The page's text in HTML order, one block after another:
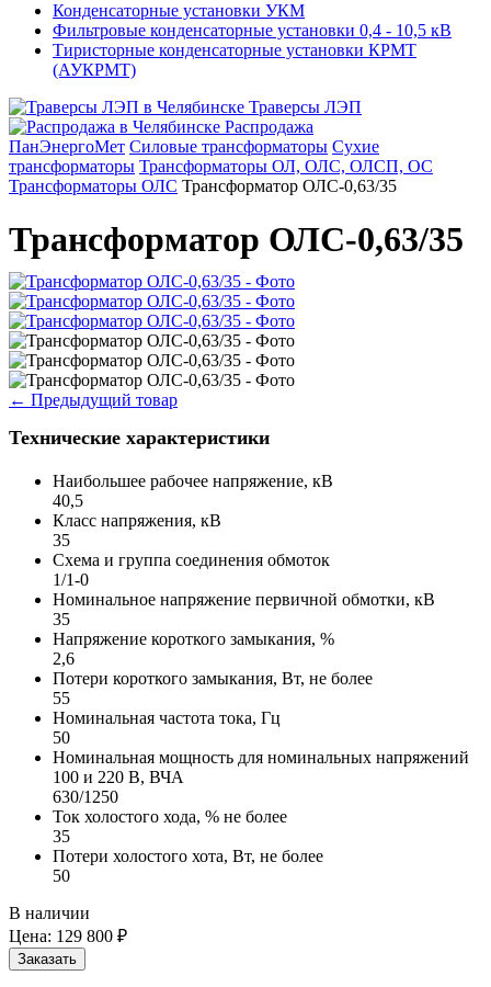
Конденсаторные установки УКМ
Фильтровые конденсаторные установки 0,4 - 10,5 кВ
Тиристорные конденсаторные установки КРМТ
(АУКРМТ)
Траверсы ЛЭП
Распродажа
ПанЭнергоМет Силовые трансформаторы Сухие
трансформаторы Трансформаторы ОЛ, ОЛС, ОЛСП, ОС
Трансформаторы ОЛС Трансформатор ОЛС-0,63/35
Трансформатор ОЛС-0,63/35
← Предыдущий товар
Технические характеристики
Наибольшее рабочее напряжение, кВ
40,5
Класс напряжения, кВ
35
Схема и группа соединения обмоток
1/1-0
Номинальное напряжение первичной обмотки, кВ
35
Напряжение короткого замыкания, %
2,6
Потери короткого замыкания, Вт, не более
55
Номинальная частота тока, Гц
50
Номинальная мощность для номинальных напряжений
100 и 220 В, ВЧА
630/1250
Ток холостого хода, % не более
35
Потери холостого хота, Вт, не более
50
В наличии
Цена: 129 800 ₽